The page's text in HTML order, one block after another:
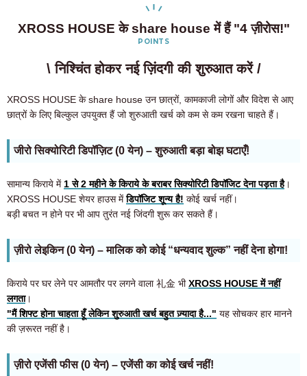
XROSS HOUSE के share house में हैं "4 ज़ीरोस!"
POINTS
\ निश्चिंत होकर नई ज़िंदगी की शुरुआत करें /
XROSS HOUSE के share house उन छात्रों, कामकाजी लोगों और विदेश से आए
छात्रों के लिए बिल्कुल उपयुक्त हैं जो शुरुआती खर्च को कम से कम रखना चाहते हैं।
जीरो सिक्योरिटी डिपॉज़िट (0 येन) – शुरुआती बड़ा बोझ घटाएँ!
सामान्य किराये में 1 से 2 महीने के किराये के बराबर सिक्योरिटी डिपॉजिट देना पड़ता है।
XROSS HOUSE शेयर हाउस मेंडिपॉजिट शून्य है! कोई खर्च नहीं।
बड़ी बचत न होने पर भी आप तुरंत नई जिंदगी शुरू कर सकते हैं।
ज़ीरो लेइकिन (0 येन) – मालिक को कोई “धन्यवाद शुल्क” नहीं देना होगा!
किराये पर घर लेने पर आमतौर पर लगने वाला 礼金 भीXROSS HOUSE में नहीं
लगता।
"मैं शिफ्ट होना चाहता हूँ लेकिन शुरुआती खर्च बहुत ज़्यादा है..." यह सोचकर हार मानने
की ज़रूरत नहीं है।
ज़ीरो एजेंसी फीस (0 येन) – एजेंसी का कोई खर्च नहीं!